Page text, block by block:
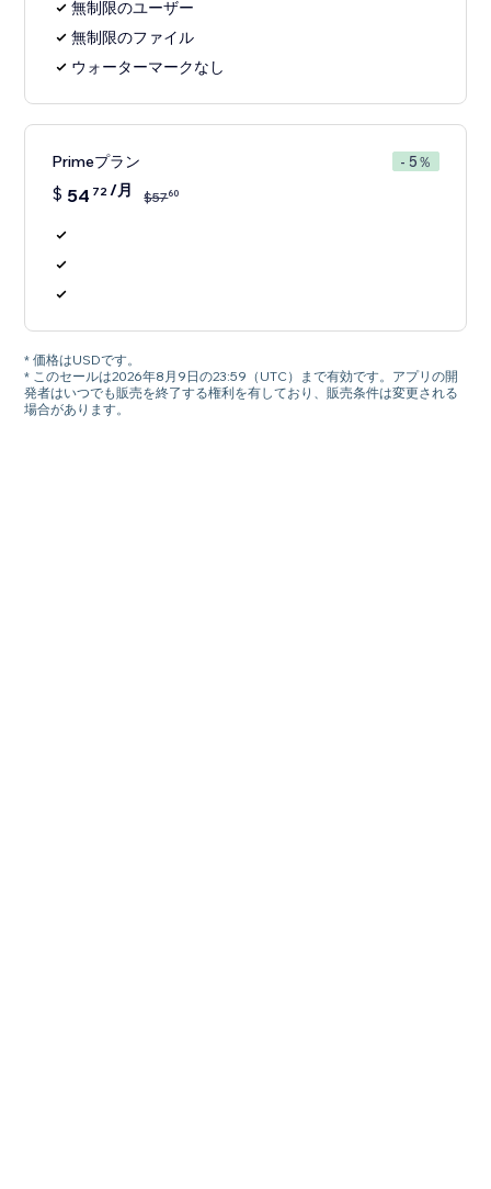
無制限のユーザー
無制限のファイル
ウォーターマークなし
Primeプラン - 5％
$ 54 72/月 $5760
* 価格はUSDです。
* このセールは2026年8月9日の23:59（UTC）まで有効です。アプリの開
発者はいつでも販売を終了する権利を有しており、販売条件は変更される
場合があります。